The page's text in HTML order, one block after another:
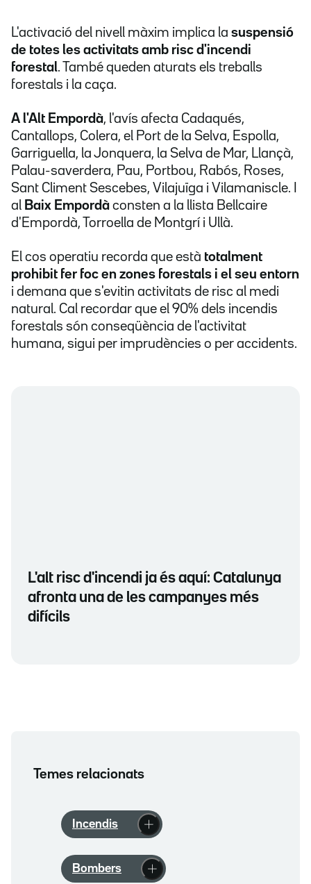
L'activació del nivell màxim implica la suspensió
de totes les activitats amb risc d'incendi
forestal. També queden aturats els treballs
forestals i la caça.
A l'Alt Empordà, l'avís afecta Cadaqués,
Cantallops, Colera, el Port de la Selva, Espolla,
Garriguella, la Jonquera, la Selva de Mar, Llançà,
Palau-saverdera, Pau, Portbou, Rabós, Roses,
Sant Climent Sescebes, Vilajuïga i Vilamaniscle. I
al Baix Empordà consten a la llista Bellcaire
d'Empordà, Torroella de Montgrí i Ullà.
El cos operatiu recorda que està totalment
prohibit fer foc en zones forestals i el seu entorn
i demana que s'evitin activitats de risc al medi
natural. Cal recordar que el 90% dels incendis
forestals són conseqüència de l'activitat
humana, sigui per imprudències o per accidents.
L'alt risc d'incendi ja és aquí: Catalunya
afronta una de les campanyes més
difícils
Temes relacionats
Incendis
Bombers